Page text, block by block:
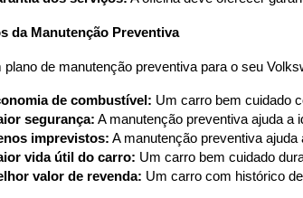
da Manutenção Preventiva
plano de manutenção preventiva para o seu
de combustível: Um carro bem cuidado
segurança: A manutenção preventiva ajuda a
imprevistos: A manutenção preventiva
vida útil do carro: Um carro bem cuidado
valor de revenda: Um carro com histórico